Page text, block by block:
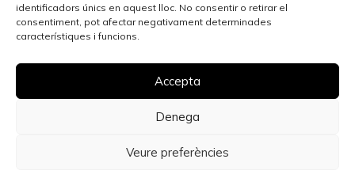
identificadors únics en aquest lloc. No consentir o retirar el
consentiment, pot afectar negativament determinades
característiques i funcions.
Accepta
Denega
Veure preferències
Madrid
Solution immobilière à Salamanque
Meilleures zones de Madrid pour investir dans l’immobilier
Maisons à vendre à Madrid